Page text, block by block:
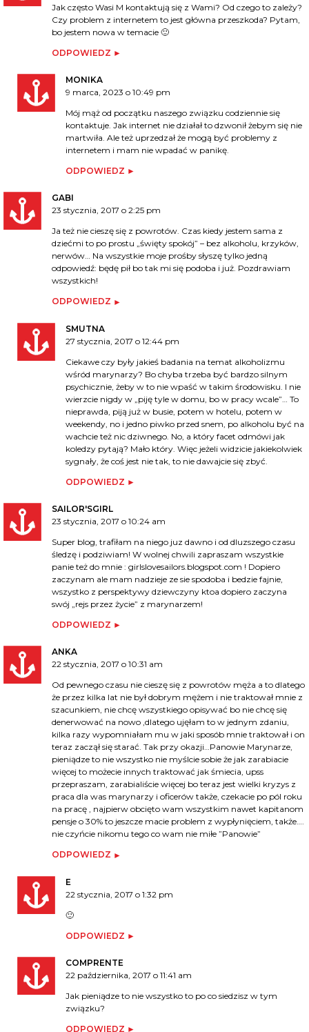
Jak często Wasi M kontaktują się z Wami? Od czego to zależy?
Czy problem z internetem to jest główna przeszkoda? Pytam,
bo jestem nowa w temacie 🙂
ODPOWIEDZ
MONIKA
9 marca, 2023 o 10:49 pm
Mój mąż od początku naszego związku codziennie się
kontaktuje. Jak internet nie działał to dzwonił żebym się nie
martwiła. Ale też uprzedzał że mogą być problemy z
internetem i mam nie wpadać w panikę.
ODPOWIEDZ
GABI
23 stycznia, 2017 o 2:25 pm
Ja też nie cieszę się z powrotów. Czas kiedy jestem sama z
dziećmi to po prostu „święty spokój” – bez alkoholu, krzyków,
nerwów… Na wszystkie moje prośby słyszę tylko jedną
odpowiedź: będę pił bo tak mi się podoba i już. Pozdrawiam
wszystkich!
ODPOWIEDZ
SMUTNA
27 stycznia, 2017 o 12:44 pm
Ciekawe czy były jakieś badania na temat alkoholizmu
wśród marynarzy? Bo chyba trzeba być bardzo silnym
psychicznie, żeby w to nie wpaść w takim środowisku. I nie
wierzcie nigdy w „piję tyle w domu, bo w pracy wcale”… To
nieprawda, piją już w busie, potem w hotelu, potem w
weekendy, no i jedno piwko przed snem, po alkoholu być na
wachcie też nic dziwnego. No, a który facet odmówi jak
koledzy pytają? Mało który. Więc jeżeli widzicie jakiekolwiek
sygnały, że coś jest nie tak, to nie dawajcie się zbyć.
ODPOWIEDZ
SAILOR'SGIRL
23 stycznia, 2017 o 10:24 am
Super blog, trafiłam na niego juz dawno i od dluzszego czasu
śledzę i podziwiam! W wolnej chwili zapraszam wszystkie
panie też do mnie : girlslovesailors.blogspot.com ! Dopiero
zaczynam ale mam nadzieje ze sie spodoba i bedzie fajnie,
wszystko z perspektywy dziewczyny ktoa dopiero zaczyna
swój „rejs przez życie” z marynarzem!
ODPOWIEDZ
ANKA
22 stycznia, 2017 o 10:31 am
Od pewnego czasu nie cieszę się z powrotów męża a to dlatego
że przez kilka lat nie był dobrym mężem i nie traktował mnie z
szacunkiem, nie chcę wszystkiego opisywać bo nie chcę się
denerwować na nowo ,dlatego ujęłam to w jednym zdaniu,
kilka razy wypomniałam mu w jaki sposób mnie traktował i on
teraz zaczął się starać. Tak przy okazji…Panowie Marynarze,
pieniądze to nie wszystko nie myślcie sobie że jak zarabiacie
więcej to możecie innych traktować jak śmiecia, upss
przepraszam, zarabialiście więcej bo teraz jest wielki kryzys z
praca dla was marynarzy i oficerów także, czekacie po pól roku
na pracę , najpierw obcięto wam wszystkim nawet kapitanom
pensje o 30% to jeszcze macie problem z wypłynięciem, także….
nie czyńcie nikomu tego co wam nie miłe ”Panowie”
ODPOWIEDZ
E
22 stycznia, 2017 o 1:32 pm
🙂
ODPOWIEDZ
COMPRENTE
22 października, 2017 o 11:41 am
Jak pieniądze to nie wszystko to po co siedzisz w tym
związku?
ODPOWIEDZ